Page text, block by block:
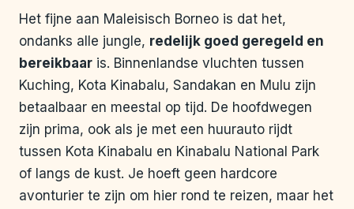
Het fijne aan Maleisisch Borneo is dat het,
ondanks alle jungle, redelijk goed geregeld en
bereikbaar is. Binnenlandse vluchten tussen
Kuching, Kota Kinabalu, Sandakan en Mulu zijn
betaalbaar en meestal op tijd. De hoofdwegen
zijn prima, ook als je met een huurauto rijdt
tussen Kota Kinabalu en Kinabalu National Park
of langs de kust. Je hoeft geen hardcore
avonturier te zijn om hier rond te reizen, maar het